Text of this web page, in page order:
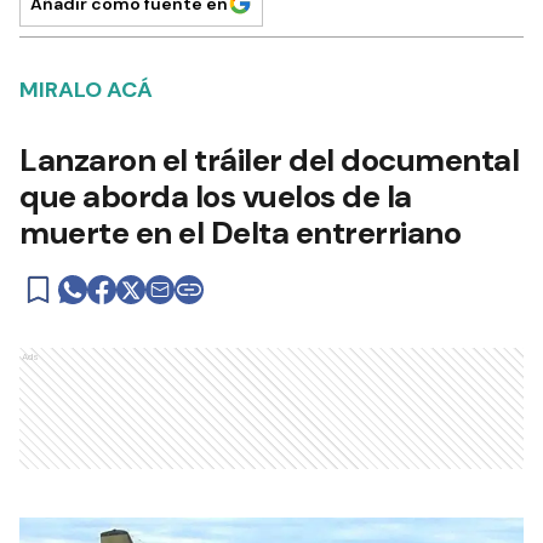
MIRALO ACÁ
Lanzaron el tráiler del documental
que aborda los vuelos de la
muerte en el Delta entrerriano
Ads